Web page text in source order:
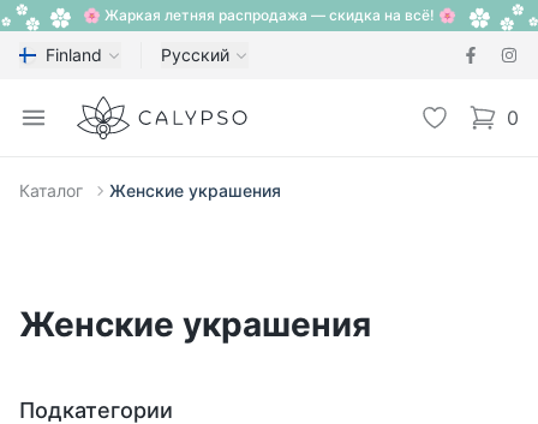
🌸 Жаркая летняя распродажа — скидка на всё! 🌸
Finland Русский
Open menu
Calypso Избранное
0
items
Каталог Женские украшения
Женские украшения
Подкатегории